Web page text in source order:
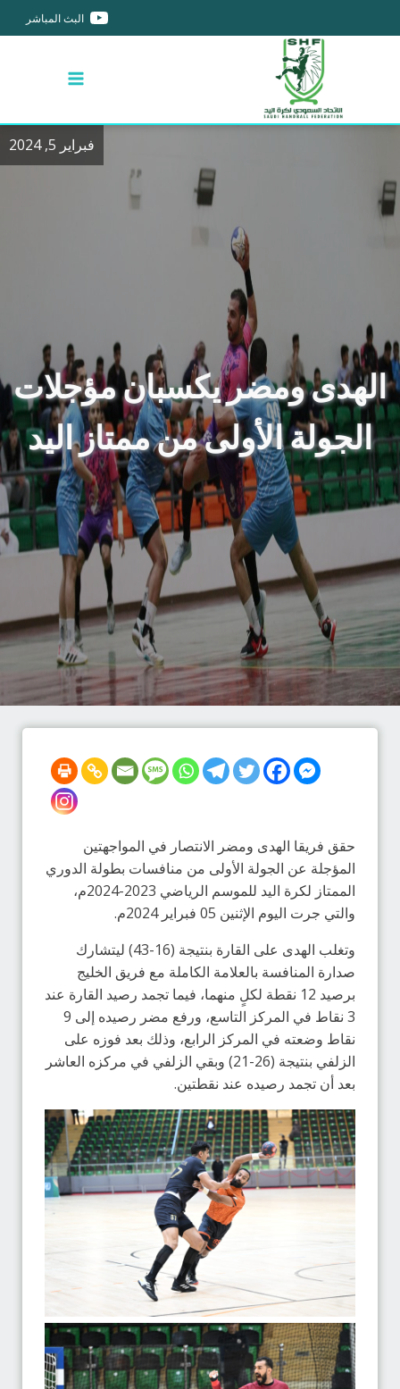
البث المباشر
فبراير 5, 2024
الهدى ومضر يكسبان مؤجلات
الجولة الأولى من ممتاز اليد
حقق فريقا الهدى ومضر الانتصار في المواجهتين
المؤجلة عن الجولة الأولى من منافسات بطولة الدوري
الممتاز لكرة اليد للموسم الرياضي 2023-2024م،
والتي جرت اليوم الإثنين 05 فبراير 2024م.
وتغلب الهدى على القارة بنتيجة (16-43) ليتشارك
صدارة المنافسة بالعلامة الكاملة مع فريق الخليج
برصيد 12 نقطة لكلٍ منهما، فيما تجمد رصيد القارة عند
3 نقاط في المركز التاسع، ورفع مضر رصيده إلى 9
نقاط وضعته في المركز الرابع، وذلك بعد فوزه على
الزلفي بنتيجة (26-21) وبقي الزلفي في مركزه العاشر
بعد أن تجمد رصيده عند نقطتين.